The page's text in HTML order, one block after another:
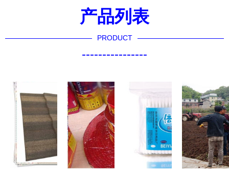
产品列表
PRODUCT
----------------